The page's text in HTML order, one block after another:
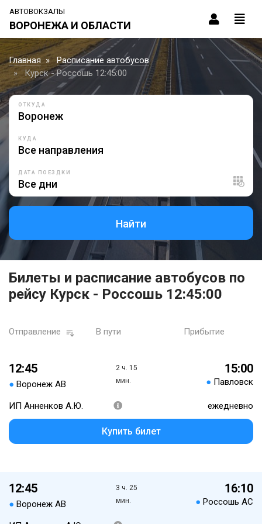
АВТОВОКЗАЛЫ
ВОРОНЕЖА И ОБЛАСТИ
Главная
Расписание автобусов
Курск - Россошь 12:45:00
ОТКУДА
КУДА
ДАТА ПОЕЗДКИ
Найти
Билеты и расписание автобусов по
рейсу Курск - Россошь 12:45:00
Отправление В пути Прибытие
12:45
● Воронеж АВ
2 ч. 15
мин.
15:00
● Павловск
ИП Анненков А.Ю. ежедневно
Купить билет
12:45
● Воронеж АВ
3 ч. 25
мин.
16:10
● Россошь АС